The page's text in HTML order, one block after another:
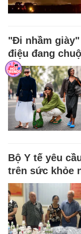
"Đi nhầm
điệu đang
Bộ Y tế yêu
trên sức khỏe